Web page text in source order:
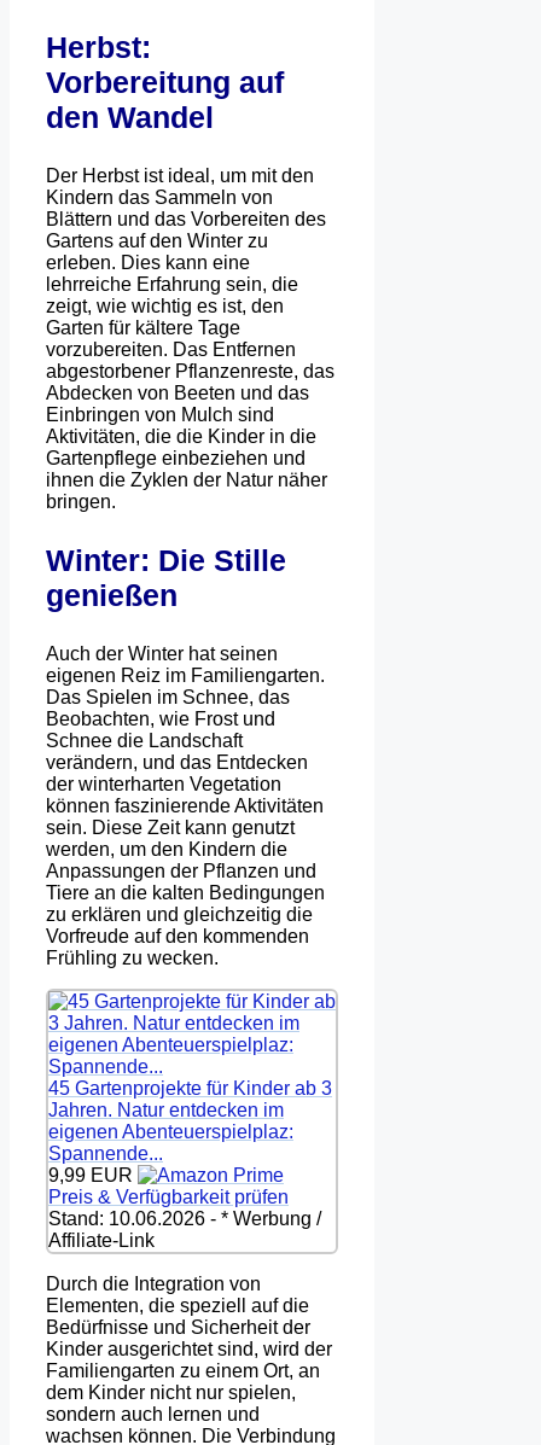
Herbst:
Vorbereitung auf
den Wandel
Der Herbst ist ideal, um mit den
Kindern das Sammeln von
Blättern und das Vorbereiten des
Gartens auf den Winter zu
erleben. Dies kann eine
lehrreiche Erfahrung sein, die
zeigt, wie wichtig es ist, den
Garten für kältere Tage
vorzubereiten. Das Entfernen
abgestorbener Pflanzenreste, das
Abdecken von Beeten und das
Einbringen von Mulch sind
Aktivitäten, die die Kinder in die
Gartenpflege einbeziehen und
ihnen die Zyklen der Natur näher
bringen.
Winter: Die Stille
genießen
Auch der Winter hat seinen
eigenen Reiz im Familiengarten.
Das Spielen im Schnee, das
Beobachten, wie Frost und
Schnee die Landschaft
verändern, und das Entdecken
der winterharten Vegetation
können faszinierende Aktivitäten
sein. Diese Zeit kann genutzt
werden, um den Kindern die
Anpassungen der Pflanzen und
Tiere an die kalten Bedingungen
zu erklären und gleichzeitig die
Vorfreude auf den kommenden
Frühling zu wecken.
45 Gartenprojekte für Kinder ab 3
Jahren. Natur entdecken im
eigenen Abenteuerspielplaz:
Spannende...
9,99 EUR
Preis & Verfügbarkeit prüfen
Stand: 10.06.2026 - * Werbung /
Affiliate-Link
Durch die Integration von
Elementen, die speziell auf die
Bedürfnisse und Sicherheit der
Kinder ausgerichtet sind, wird der
Familiengarten zu einem Ort, an
dem Kinder nicht nur spielen,
sondern auch lernen und
wachsen können. Die Verbindung